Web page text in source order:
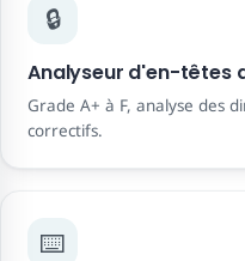
🔒
Analyseur d'en-têtes
Grade A+ à F, analyse des
correctifs.
⌨️